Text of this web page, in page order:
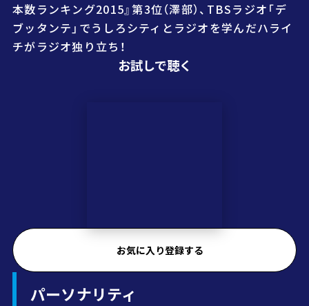
本数ランキング2015』第3位（澤部）、TBSラジオ「デ
ブッタンテ」でうしろシティとラジオを学んだハライ
チがラジオ独り立ち！
お試しで聴く
お気に入り登録する
パーソナリティ